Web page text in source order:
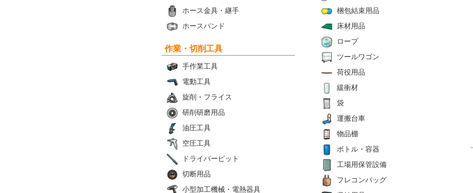
ホース金具・継手
ホースバンド
梱包結束用品
床材用品
ロープ
ツールワゴン
荷役用品
緩衝材
袋
運搬台車
物品棚
ボトル・容器
工場用保管設備
フレコンバッグ
作業・切削工具
手作業工具
電動工具
旋削・フライス
研削研磨用品
油圧工具
空圧工具
ドライバービット
切断用品
小型加工機械・電熱器具